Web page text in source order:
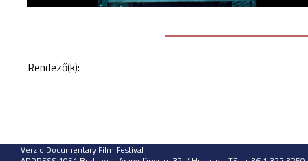
Rendező(k):
Verzio Documentary Film Festival